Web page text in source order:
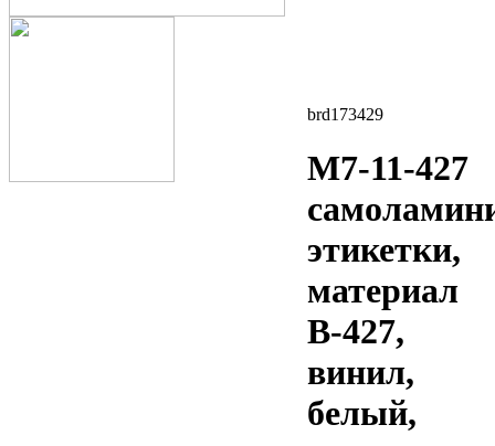
brd173429
M7-11-427
этикетки,
материал
B-427,
винил,
белый,